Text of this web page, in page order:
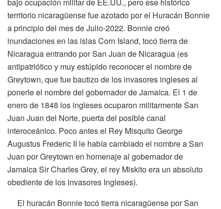
territorio nicaragüense fue azotado por el Huracán Bonnie
a principio del mes de Julio-2022. Bonnie creó
inundaciones en las islas Corn Island, tocó tierra de
Nicaragua entrando por San Juan de Nicaragua (es
antipatriótico y muy estúpido reconocer el nombre de
Greytown, que fue bautizo de los invasores ingleses al
ponerle el nombre del gobernador de Jamaica. El 1 de
enero de 1848 los ingleses ocuparon militarmente San
Juan Juan del Norte, puerta del posible canal
interoceánico. Poco antes el Rey Misquito George
Augustus Frederic II le había cambiado el nombre a San
Juan por Greytown en homenaje al gobernador de
Jamaica Sir Charles Grey, el rey Miskito era un absoluto
obediente de los invasores Ingleses).
El huracán Bonnie tocó tierra nicaragüense por San